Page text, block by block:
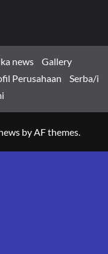
news
Gallery
Perusahaan
Serba/i
by AF themes.